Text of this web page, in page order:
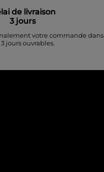
de livraison
3 jours
votre commande dans
3 jours ouvrables.